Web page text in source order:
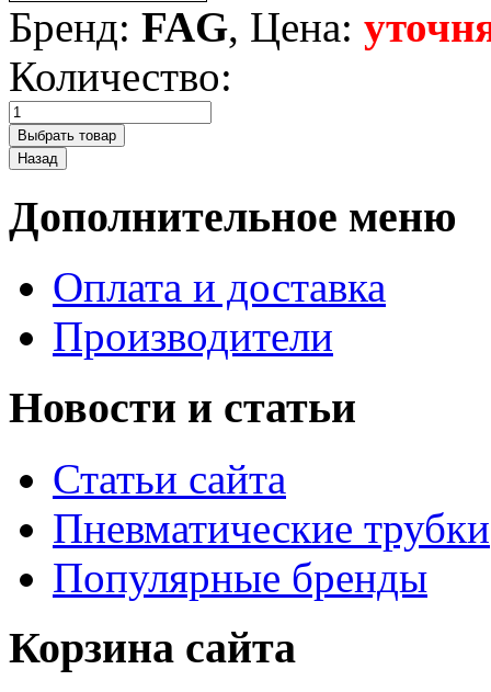
Бренд: FAG, Цена:
Количество:
Дополнительное меню
Оплата и доставка
Производители
Новости и статьи
Статьи сайта
Пневматические трубки
Популярные бренды
Корзина сайта